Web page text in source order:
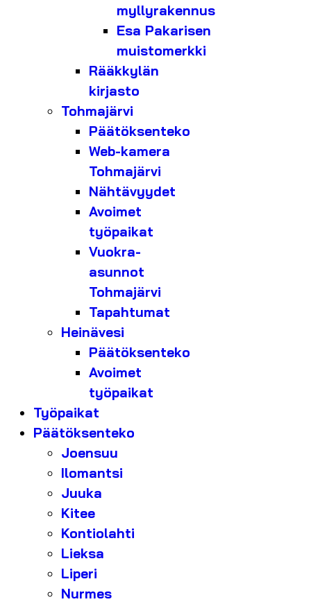
myllyrakennus
Esa Pakarisen
muistomerkki
Rääkkylän
kirjasto
Tohmajärvi
Päätöksenteko
Web-kamera
Tohmajärvi
Nähtävyydet
Avoimet
työpaikat
Vuokra-
asunnot
Tohmajärvi
Tapahtumat
Heinävesi
Päätöksenteko
Avoimet
työpaikat
Työpaikat
Päätöksenteko
Joensuu
Ilomantsi
Juuka
Kitee
Kontiolahti
Lieksa
Liperi
Nurmes